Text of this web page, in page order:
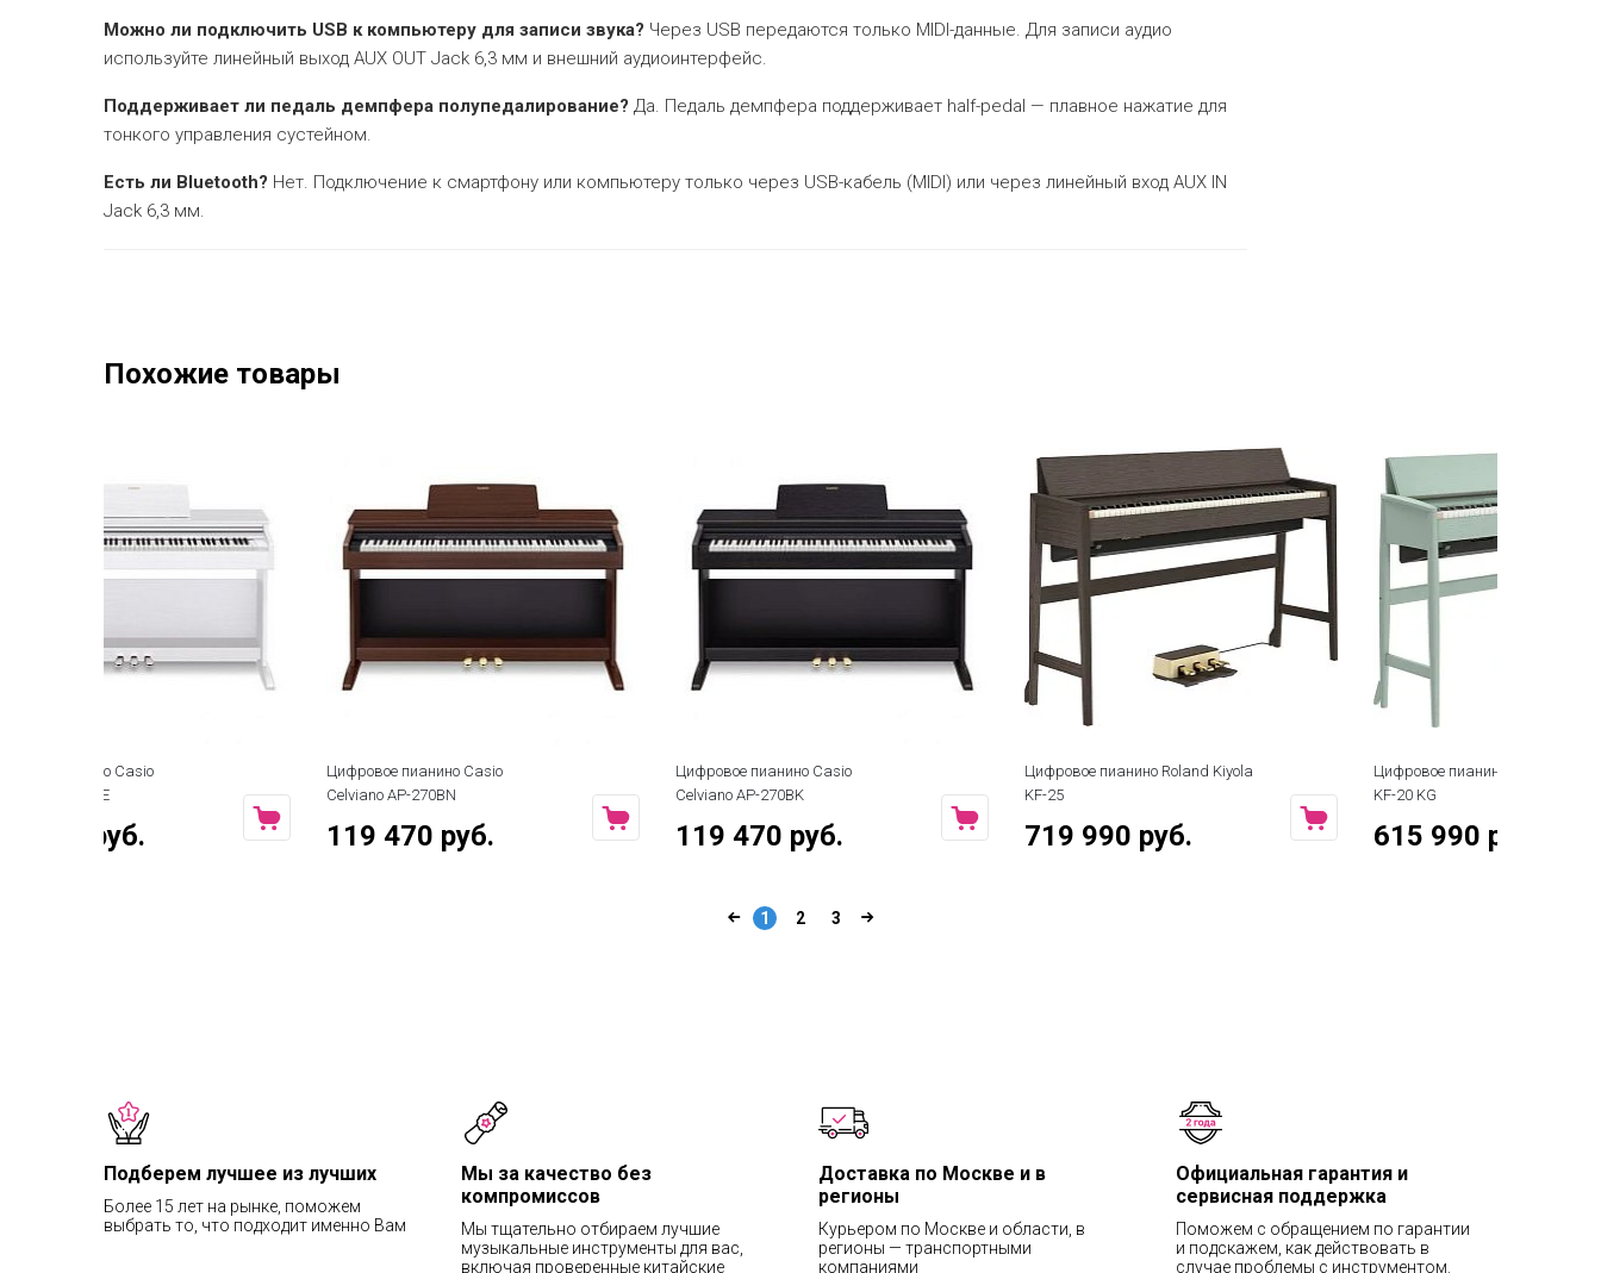
Можно ли подключить USB к компьютеру для записи звука? Через USB передаются только MIDI-данные. Для записи аудио
используйте линейный выход AUX OUT Jack 6,3 мм и внешний аудиоинтерфейс.
Поддерживает ли педаль демпфера полупедалирование? Да. Педаль демпфера поддерживает half-pedal — плавное нажатие для
тонкого управления сустейном.
Есть ли Bluetooth? Нет. Подключение к смартфону или компьютеру только через USB-кабель (MIDI) или через линейный вход AUX IN
Jack 6,3 мм.
Похожие товары
Цифровое пианино Casio
Celviano AP-270BN
119 470 руб.
Цифровое пианино Casio
Celviano AP-270BK
119 470 руб.
Цифровое пианино Roland Kiyola
KF-25
719 990 руб.
Цифровое пианино Roland Kiyola
615 990 руб.
1 2 3
Подберем лучшее из лучших
Более 15 лет на рынке, поможем
выбрать то, что подходит именно Вам
Мы за качество без
компромиссов
Мы тщательно отбираем лучшие
музыкальные инструменты для вас,
включая проверенные китайские
Доставка по Москве и в
регионы
Курьером по Москве и области, в
регионы — транспортными
компаниями
Официальная гарантия и
сервисная поддержка
Поможем с обращением по гарантии
и подскажем, как действовать в
случае проблемы с инструментом.